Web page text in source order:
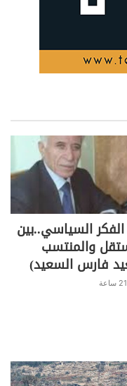
السياسي..بين
والمنتسب
فارس السعيد)